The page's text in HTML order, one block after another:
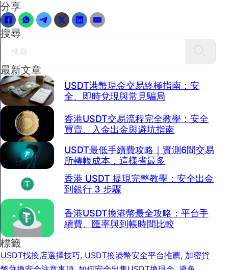
分享
搜尋
Search
最新文章
USDT港幣現金交易終極指南：安
全、即時兌現與常見騙局
香港USDT交易流程完全教學：安全
買賣、入金出金與避坑指南
USDT最低手續費攻略｜實測6間交易
所轉帳成本，這樣省最多
香港 USDT 提現完整教學：安全出金
到銀行 3 步驟
香港USDT換港幣最全攻略：平台手
續費、匯率與到帳時間比較
標籤
USDT找換店選擇技巧, USDT換港幣安全平台推薦, 加密貨